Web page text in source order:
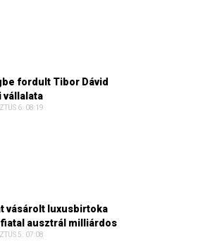
fordult Tibor Dávid
vállalata
6. 08:19
vásárolt luxusbirtoka
ausztrál milliárdos
5. 07:08